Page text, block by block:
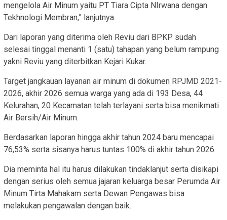
mengelola Air Minum yaitu PT Tiara Cipta NIrwana dengan
Tekhnologi Membran,” lanjutnya.
Dari laporan yang diterima oleh Reviu dari BPKP sudah
selesai tinggal menanti 1 (satu) tahapan yang belum rampung
yakni Reviu yang diterbitkan Kejari Kukar.
Target jangkauan layanan air minum di dokumen RPJMD 2021-
2026, akhir 2026 semua warga yang ada di 193 Desa, 44
Kelurahan, 20 Kecamatan telah terlayani serta bisa menikmati
Air Bersih/Air Minum.
Berdasarkan laporan hingga akhir tahun 2024 baru mencapai
76,53% serta sisanya harus tuntas 100% di akhir tahun 2026.
Dia meminta hal itu harus dilakukan tindaklanjut serta disikapi
dengan serius oleh semua jajaran keluarga besar Perumda Air
Minum Tirta Mahakam serta Dewan Pengawas bisa
melakukan pengawalan dengan baik.